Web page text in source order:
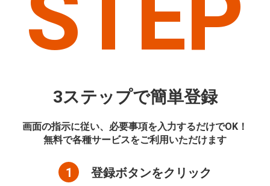
3ステップで簡単登録
画面の指示に従い、必要事項を入力するだけでOK！
無料で各種サービスをご利用いただけます
1 登録ボタンをクリック